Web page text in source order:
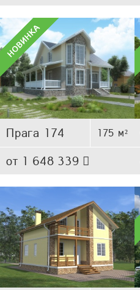
Прага 174 175 м²
от 1 648 339